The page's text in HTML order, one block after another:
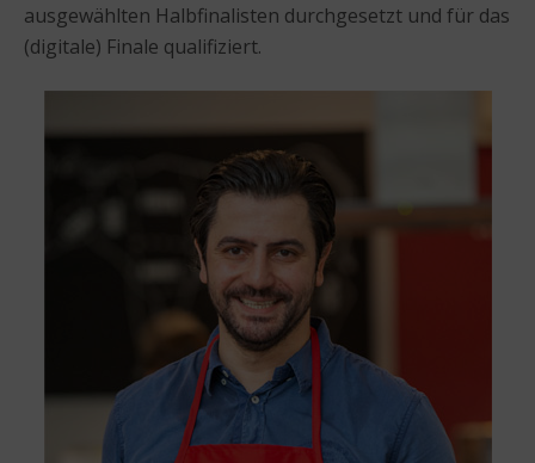
ausgewählten Halbfinalisten durchgesetzt und für das
(digitale) Finale qualifiziert.